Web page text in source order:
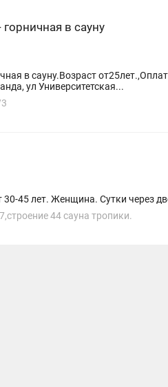
в сауну
в сауну.Возраст
ул Университетская...
45 лет. Женщина. Сутки через
44 сауна тропики.